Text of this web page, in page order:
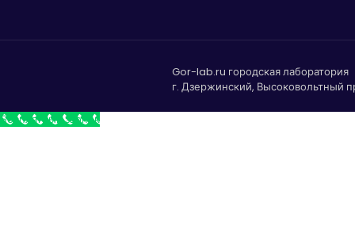
Gor-lab.ru городская лаборатория
г. Дзержинский, Высоковольтный
Бесплатный звонок